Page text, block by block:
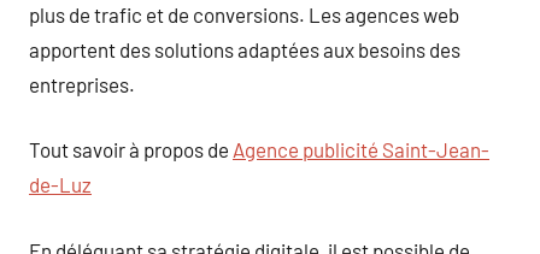
plus de trafic et de conversions. Les agences web
apportent des solutions adaptées aux besoins des
entreprises.
Tout savoir à propos de Agence publicité Saint-Jean-
de-Luz